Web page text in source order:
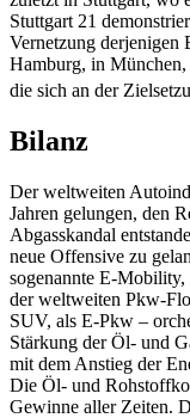
Stuttgart 21
Vernetzung derjenigen
Hamburg, in
die sich an der
Bilanz
Der weltweiten
Jahren gelungen, den
Abgasskandal
neue Offensive zu
sogenannte E-Mobility,
der weltweiten Pkw-
SUV, als E-Pkw –
Stärkung der Öl- und
mit dem Anstieg der
Die Öl- und
Gewinne aller Zeiten.